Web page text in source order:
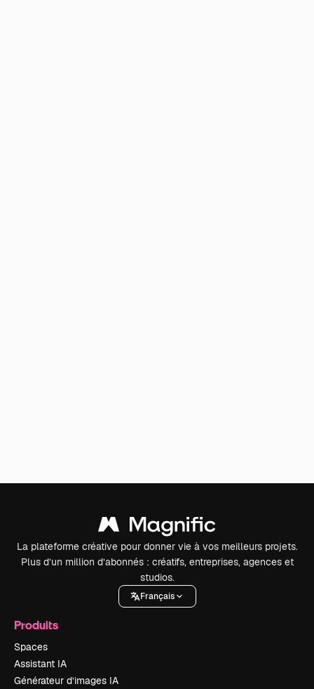
La plateforme créative pour donner vie à vos meilleurs projets.
Plus d’un million d’abonnés : créatifs, entreprises, agences et
studios.
Français
Produits
Spaces
Assistant IA
Générateur d’images IA